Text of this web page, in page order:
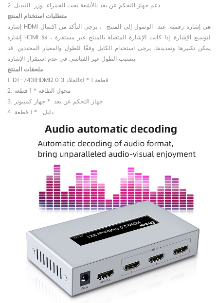
2. دعم جهاز التحكم عن بعد بالأشعة تحت الحمراء وزر التبديل
متطلبات استخدام المنتج
إشارة HDMI هي إشارة رقمية. عند الوصول إلى المنتج ، يرجى التأكد من اكتمال
إشارة HDMI لتوسيع الإشارة. إذا كانت الإشارة المتصلة بالمنتج غير مستقرة ، فلا
يمكن تكبيرها وتمديدها. يرجى استخدام الكابل وفقًا للطول والمعيار المحددين. قد
يتسبب الطول غير القياسي في عدم استقرار الإشارة.
ملحقات المنتج
1.
DT-7431HDMI2.0 الجلاد 3x1 * 1 قطعة
2. محول الطاقة * 1 قطعة
3. جهاز التحكم عن بعد * جهاز كمبيوتر
4. دليل * 1 قطعة